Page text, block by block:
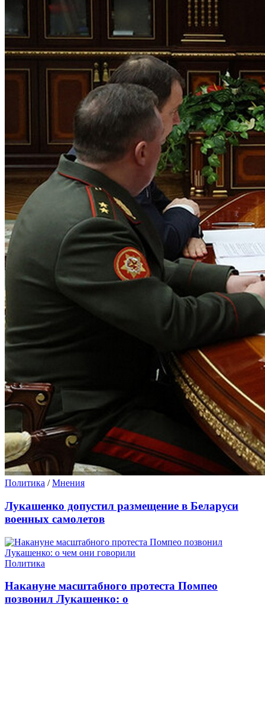
Политика /Мнения
Лукашенко допустил размещение в Беларуси
военных самолетов
Политика
Накануне масштабного протеста Помпео
позвонил Лукашенко: о